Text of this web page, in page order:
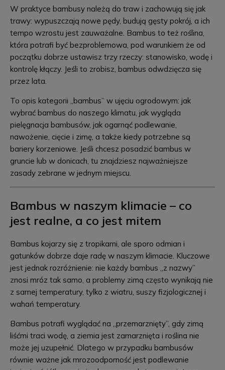
W praktyce bambusy należą do traw i zachowują się jak
trawy: wypuszczają nowe pędy, budują gęsty pokrój, a ich
tempo wzrostu jest zauważalne. Bambus to też roślina,
która potrafi być bezproblemowa, pod warunkiem że od
początku dobrze ustawisz trzy rzeczy: stanowisko, wodę i
kontrolę kłączy. Jeśli to zrobisz, bambus odwdzięcza się
przez lata.
To opis kategorii „bambus” w ujęciu ogrodowym: jak
wybrać bambus do naszego klimatu, jak wygląda
pielęgnacja bambusów, jak ogarnąć podlewanie,
nawożenie, cięcie i zimę, a także kiedy potrzebne są
bariery korzeniowe. Jeśli chcesz posadzić bambus w
gruncie lub w donicach, tu znajdziesz najważniejsze
zasady zebrane w jednym miejscu.
Bambus w naszym klimacie – co
jest realne, a co jest mitem
Bambus kojarzy się z tropikami, ale sporo odmian i
gatunków dobrze daje radę w naszym klimacie. Kluczowe
jest jednak rozróżnienie: nie każdy bambus „z nazwy”
znosi mróz tak samo, a problemy zimą często wynikają nie
z samej temperatury, tylko z wiatru, suszy fizjologicznej i
wahań temperatury.
Bambus potrafi wyglądać na „przemarznięty”, gdy zimą
liśćmi traci wodę, a ziemia jest zamarznięta i roślina nie
może jej uzupełnić. Dlatego w przypadku bambusów
równie ważne jak mrozoodporność jest podlewanie